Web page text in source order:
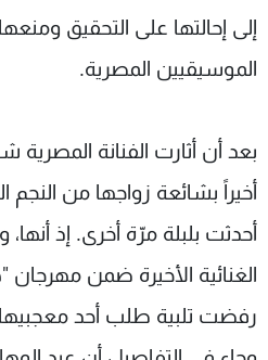
إلى إحالتها على التحقيق
الموسيقيين المصرية.
بعد أن أثارت الفنانة
أخيراً بشائعة زواجها من
أحدثت بلبلة مرّة أخرى. إذ أنها،
الغنائية الأخيرة ضمن مهرجان
رفضت تلبية طلب أحد